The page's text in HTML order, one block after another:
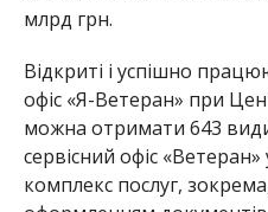
млрд грн.
Відкриті і успішно
офіс «Я-Ветеран» при
можна отримати 643
сервісний офіс
комплекс послуг,